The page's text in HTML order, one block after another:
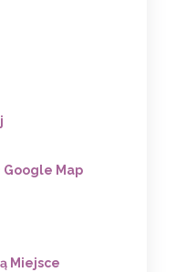
Google Map
Miejsce